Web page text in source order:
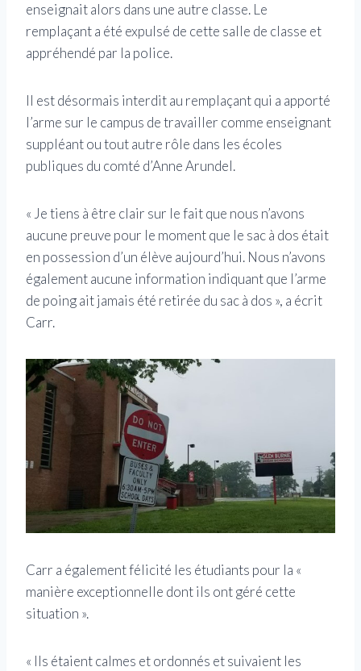
enseignait alors dans une autre classe. Le
remplaçant a été expulsé de cette salle de classe et
appréhendé par la police.
Il est désormais interdit au remplaçant qui a apporté
l’arme sur le campus de travailler comme enseignant
suppléant ou tout autre rôle dans les écoles
publiques du comté d’Anne Arundel.
« Je tiens à être clair sur le fait que nous n’avons
aucune preuve pour le moment que le sac à dos était
en possession d’un élève aujourd’hui. Nous n’avons
également aucune information indiquant que l’arme
de poing ait jamais été retirée du sac à dos », a écrit
Carr.
Carr a également félicité les étudiants pour la «
manière exceptionnelle dont ils ont géré cette
situation ».
« Ils étaient calmes et ordonnés et suivaient les